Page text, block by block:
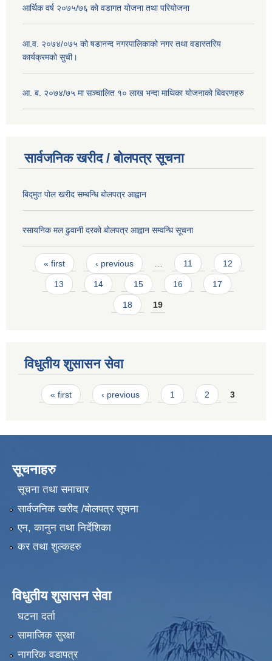
आर्थिक वर्ष २०७५/७६ को वडागत योजना तथा परियोजना
आ.व. २०७४/०७५ को षडानन्द नगरपालिकाको नगर तथा वडास्तरिय
कार्यक्रमको सुची।
आ. ब. २०७४/७५ मा सञ्चालित १० लाख भन्दा माथिका योजनाको बिवरणहरु
सार्वजनिक खरीद / बोलपत्र सूचना
बिद्मुत पोल खरीद सम्बन्धि बोलपत्र आह्वान
रसायनिक मल ढुवानी दरको बोलपत्र आह्वान सम्वन्धि सूचना
Pages
« first ‹ previous 11 12
13 14 15 16 17
18 19
विधुतीय शुसासन सेवा
Pages
« first ‹ previous 1 2 3
सूचनाहरु
सूचना तथा समाचार
सार्वजनिक खरीद /बोलपत्र सूचना
एन, कानुन तथा निर्देशिका
कर तथा शुल्कहरु
विधुतीय शुसासन सेवा
घटना दर्ता
सामाजिक सुरक्षा
नागरिक वडापत्र